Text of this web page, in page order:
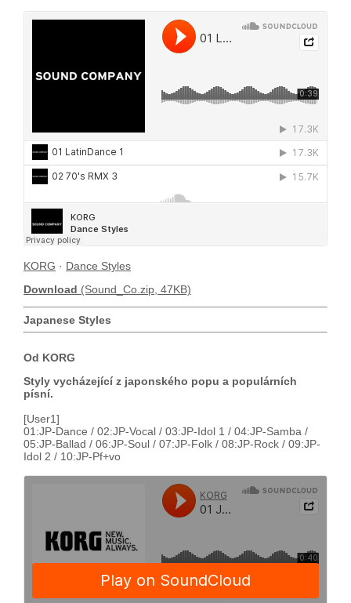
KORG · Dance Styles
Download (Sound_Co.zip, 47KB)
Japanese Styles
Od KORG
Styly vycházející z japonského popu a populárních
písní.
[User1]
01:JP-Dance / 02:JP-Vocal / 03:JP-Idol 1 / 04:JP-Samba /
05:JP-Ballad / 06:JP-Soul / 07:JP-Folk / 08:JP-Rock / 09:JP-
Idol 2 / 10:JP-Pf+vo